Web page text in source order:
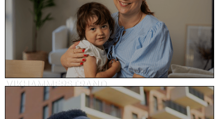
VIKHAMMERSTRAND
Kundehistorie, eiendom